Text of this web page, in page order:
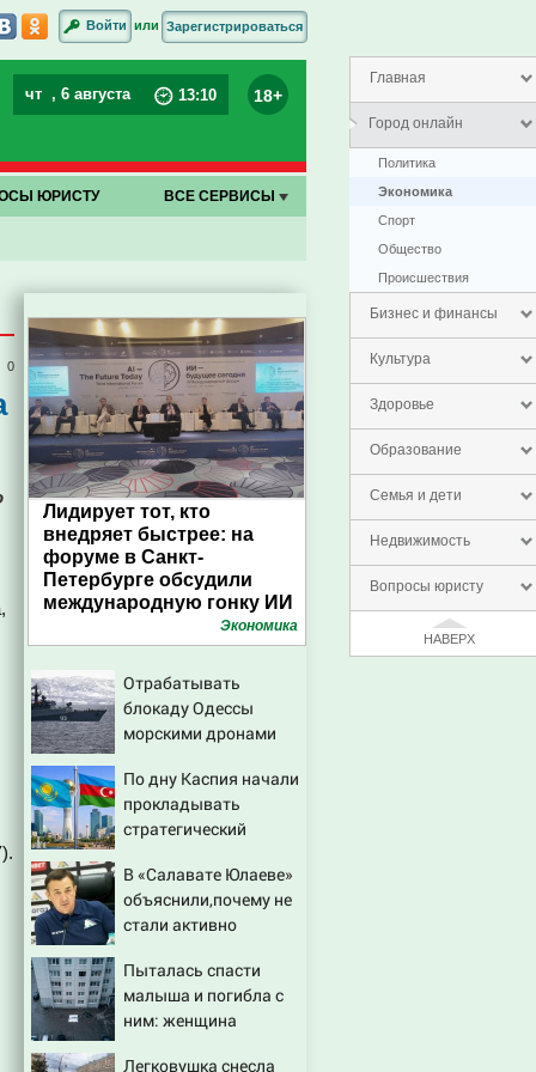
Главная
Город онлайн
Политика
Экономика
Спорт
Общество
Проиcшествия
Бизнес и финансы
Культура
Здоровье
Образование
Семья и дети
Недвижимость
Вопросы юристу
НАВЕРХ
Войти или Зарегистрироваться
чт , 6 августа 13:10 18+
ЮРИСТУ ВСЕ СЕРВИСЫ
0
Лидирует тот, кто
внедряет быстрее: на
форуме в Санкт-
Петербурге обсудили
международную гонку ИИ
Экономика
Отрабатывать
блокаду Одессы
морскими дронами
еще дальше
забраться адмиралы
не пробовали?
По дну Каспия начали
прокладывать
стратегический
В «Салавате Юлаеве»
объяснили,почему не
стали активно
в межсезонье
Пыталась спасти
малыша и погибла с
ним: женщина
Легковушка снесла